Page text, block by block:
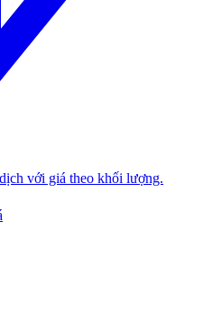
với giá theo khối lượng.